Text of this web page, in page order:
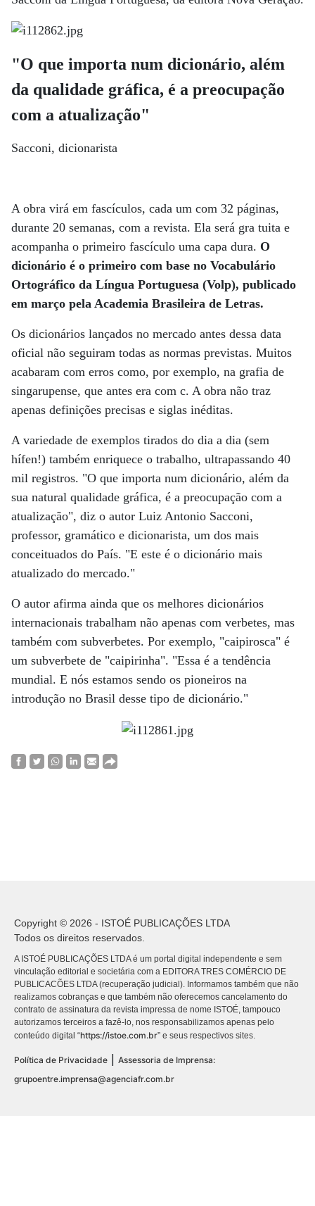
"O que importa num dicionário, além
da qualidade gráfica, é a preocupação
com a atualização"
Sacconi, dicionarista
A obra virá em fascículos, cada um com 32 páginas,
durante 20 semanas, com a revista. Ela será gra tuita e
acompanha o primeiro fascículo uma capa dura. O
dicionário é o primeiro com base no Vocabulário
Ortográfico da Língua Portuguesa (Volp), publicado
em março pela Academia Brasileira de Letras.
Os dicionários lançados no mercado antes dessa data
oficial não seguiram todas as normas previstas. Muitos
acabaram com erros como, por exemplo, na grafia de
singarupense, que antes era com c. A obra não traz
apenas definições precisas e siglas inéditas.
A variedade de exemplos tirados do dia a dia (sem
hífen!) também enriquece o trabalho, ultrapassando 40
mil registros. "O que importa num dicionário, além da
sua natural qualidade gráfica, é a preocupação com a
atualização", diz o autor Luiz Antonio Sacconi,
professor, gramático e dicionarista, um dos mais
conceituados do País. "E este é o dicionário mais
atualizado do mercado."
O autor afirma ainda que os melhores dicionários
internacionais trabalham não apenas com verbetes, mas
também com subverbetes. Por exemplo, "caipirosca" é
um subverbete de "caipirinha". "Essa é a tendência
mundial. E nós estamos sendo os pioneiros na
introdução no Brasil desse tipo de dicionário."
Copyright © 2026 - ISTOÉ PUBLICAÇÕES LTDA
Todos os direitos reservados.
A ISTOÉ PUBLICAÇÕES LTDA é um portal digital independente e sem
vinculação editorial e societária com a EDITORA TRES COMÉRCIO DE
PUBLICACÕES LTDA (recuperação judicial). Informamos também que não
realizamos cobranças e que também não oferecemos cancelamento do
contrato de assinatura da revista impressa de nome ISTOÉ, tampouco
autorizamos terceiros a fazê-lo, nos responsabilizamos apenas pelo
conteúdo digital “https://istoe.com.br” e seus respectivos sites.
Política de Privacidade | Assessoria de Imprensa:
grupoentre.imprensa@agenciafr.com.br